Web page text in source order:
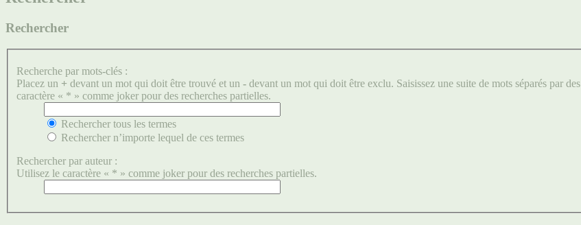
Rechercher
Recherche par mots-clés :
Placez un + devant un mot qui doit être trouvé et un - devant un mot qui doit être exclu. Saisissez une suite de mots séparés par des
caractère « * » comme joker pour des recherches partielles.
Rechercher tous les termes
Rechercher n’importe lequel de ces termes
Rechercher par auteur :
Utilisez le caractère « * » comme joker pour des recherches partielles.